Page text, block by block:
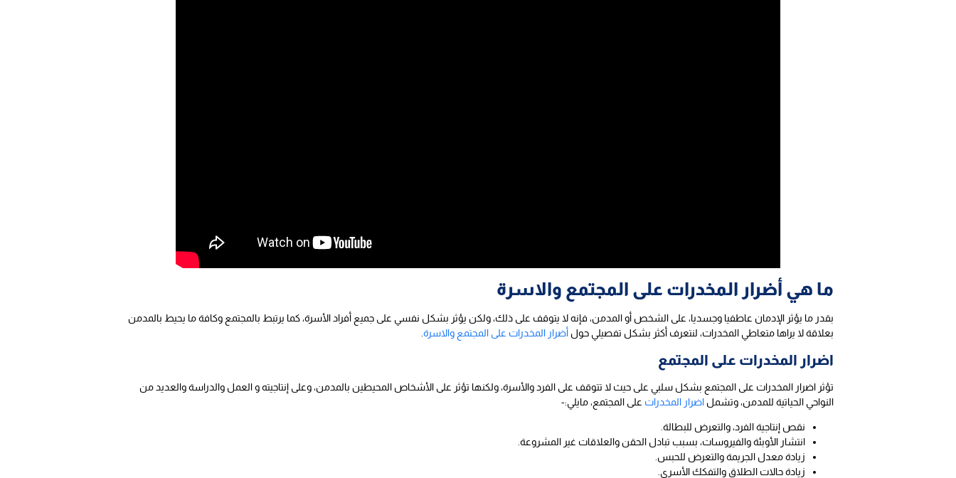
ما هي أضرار المخدرات على المجتمع والاسرة
بقدر ما يؤثر الإدمان عاطفيا وجسديا، على الشخص أو المدمن، فإنه لا يتوقف على ذلك، ولكن يؤثر بشكل نفسي على جميع أفراد الأسرة، كما يرتبط بالمجتمع وكافة ما يحيط بالمدمن
بعلاقة لا يراها متعاطي المخدرات، لنتعرف أكثر بشكل تفصيلي حول أضرار المخدرات على المجتمع والاسرة
اضرار المخدرات على المجتمع
تؤثر اضرار المخدرات على المجتمع بشكل سلبي على حيث لا تتوقف على الفرد والأسرة، ولكنها تؤثر على الأشخاص المحيطين بالمدمن، وعلى إنتاجيته و العمل والدراسة والعديد من
النواحي الحياتية للمدمن، وتشمل اضرار المخدرات على المجتمع، مايلي:-
نقص إنتاجية الفرد، والتعرض للبطالة.
انتشار الأوبئة والفيروسات، بسبب تبادل الحقن والعلاقات غير المشروعة.
زيادة معدل الجريمة والتعرض للحبس.
زيادة حالات الطلاق والتفكك الأسري.